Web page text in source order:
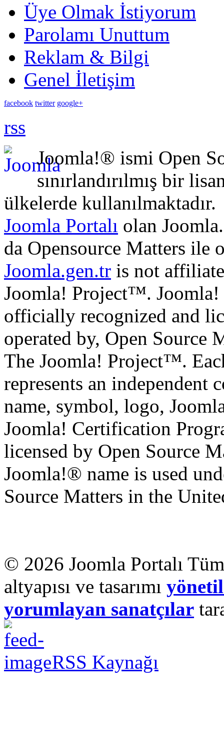
Üye Olmak İstiyorum
Parolamı Unuttum
Reklam & Bilgi
Genel İletişim
facebook twitter google+
rss
Joomla!® ismi Open
sınırlandırılmış bir
ülkelerde kullanılmaktadır.
Joomla Portalı olan
da Opensource Matters ile
Joomla.gen.tr is not
Joomla! Project™.
officially recognized and
operated by, Open Source
The Joomla! Project™.
represents an independent
name, symbol, logo,
Joomla! Certification
licensed by Open Source
Joomla!® name is used
Source Matters in the
© 2026 Joomla Portalı Tüm
altyapısı ve tasarımı
yorumlayan sanatçılar
RSS Kaynağı